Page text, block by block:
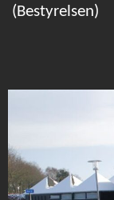
(Bestyrelsen)